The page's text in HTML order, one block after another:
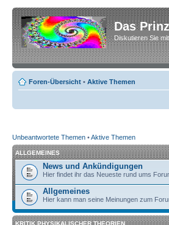
Das
Diskutieren Sie
Foren-Übersicht • Aktive Themen
Unbeantwortete Themen •Aktive Themen
ALLGEMEINES
News und Ankündigungen
Hier findet ihr das Neueste rund ums
Allgemeines
Hier kann man seine Meinungen zum
KRITIK PHYSIKALISCHER THEORIEN